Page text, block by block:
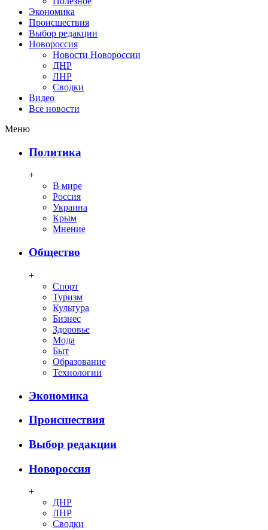
Экономика
Происшествия
Выбор редакции
Новороссия
Новости Новороссии
ДНР
ЛНР
Сводки
Видео
Все новости
Меню
Политика
+
В мире
Россия
Украина
Крым
Мнение
Общество
+
Спорт
Туризм
Культура
Бизнес
Здоровье
Мода
Быт
Образование
Технологии
Экономика
Происшествия
Выбор редакции
Новороссия
+
ДНР
ЛНР
Сводки